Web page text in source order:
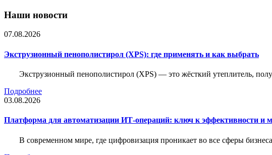
Наши новости
07.08.2026
Экструзионный пенополистирол (XPS): где применять и как выбрать
Экструзионный пенополистирол (XPS) — это жёсткий утеплитель,
Подробнее
03.08.2026
Платформа для автоматизации ИТ-операций: ключ к эффективности и
В современном мире, где цифровизация проникает во все сферы